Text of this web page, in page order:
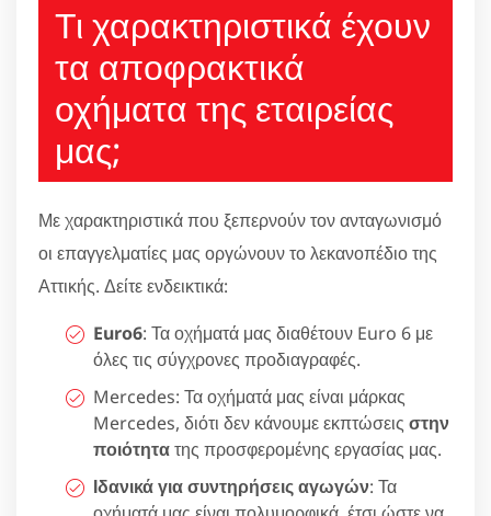
Τι χαρακτηριστικά έχουν
τα αποφρακτικά
οχήματα της εταιρείας
μας;
Με χαρακτηριστικά που ξεπερνούν τον ανταγωνισμό
οι επαγγελματίες μας οργώνουν το λεκανοπέδιο της
Αττικής. Δείτε ενδεικτικά:
Euro6: Τα οχήματά μας διαθέτουν Euro 6 με
όλες τις σύγχρονες προδιαγραφές.
Mercedes: Τα οχήματά μας είναι μάρκας
Mercedes, διότι δεν κάνουμε εκπτώσεις στην
ποιότητατης προσφερομένης εργασίας μας.
Ιδανικά για συντηρήσεις αγωγών: Τα